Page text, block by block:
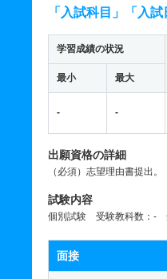
「入試科目」「入
学習成績の状況
最小 最大
- -
出願資格の詳細
（必須）志望理由書提出。
試験内容
個別試験 受験教科数：-
面接